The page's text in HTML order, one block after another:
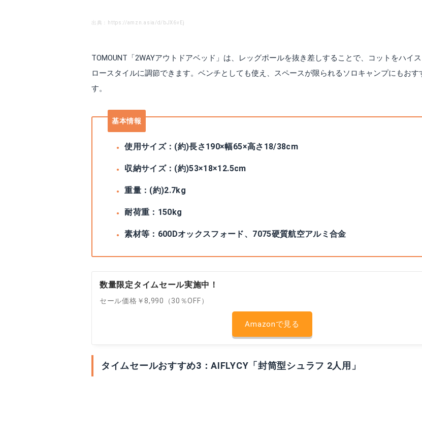
出典：https://amzn.asia/d/bJX6vEj
TOMOUNT「2WAYアウトドアベッド」は、レッグポールを抜き差しすることで、コットをハイス
ロースタイルに調節できます。ベンチとしても使え、スペースが限られるソロキャンプにもおす
す。
基本情報
使用サイズ：(約)長さ190×幅65×高さ18/38cm
収納サイズ：(約)53×18×12.5cm
重量：(約)2.7kg
耐荷重：150kg
素材等：600Dオックスフォード、7075硬質航空アルミ合金
数量限定タイムセール実施中！
セール価格￥8,990（30％OFF）
Amazonで見る
タイムセールおすすめ3：AIFLYCY「封筒型シュラフ 2人用」